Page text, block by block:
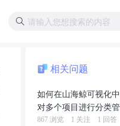
相关问题
如何在山海鲸可视化
对多个项目进行分类
867 浏览 1 关注 1 回答